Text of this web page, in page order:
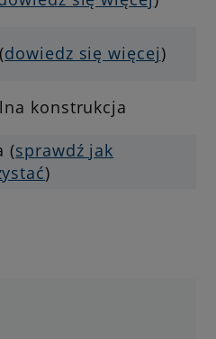
dowiedz się więcej)
konstrukcja
(sprawdź jak
)